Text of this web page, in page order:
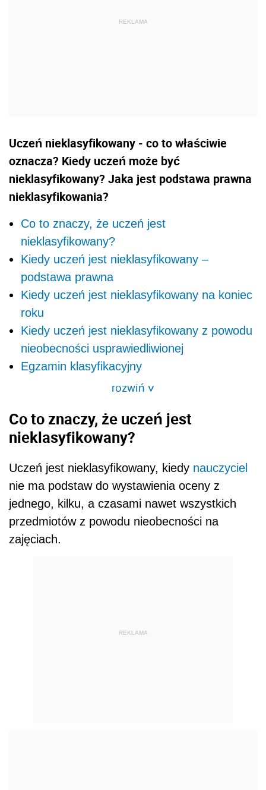
Uczeń nieklasyfikowany - co to właściwie
oznacza? Kiedy uczeń może być
nieklasyfikowany? Jaka jest podstawa prawna
nieklasyfikowania?
Co to znaczy, że uczeń jest
nieklasyfikowany?
Kiedy uczeń jest nieklasyfikowany –
podstawa prawna
Kiedy uczeń jest nieklasyfikowany na koniec
roku
Kiedy uczeń jest nieklasyfikowany z powodu
nieobecności usprawiedliwionej
Egzamin klasyfikacyjny
rozwiń>
Co to znaczy, że uczeń jest
nieklasyfikowany?
Uczeń jest nieklasyfikowany, kiedy nauczyciel
nie ma podstaw do wystawienia oceny z
jednego, kilku, a czasami nawet wszystkich
przedmiotów z powodu nieobecności na
zajęciach.
REKLAMA